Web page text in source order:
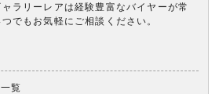
ラリーレアは経験豊富なバイヤーが常
でもお気軽にご相談ください。
覧